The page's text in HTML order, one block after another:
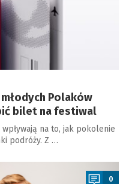
Polaków
bilet na festiwal
na to, jak pokolenie
podróży. Z …
0